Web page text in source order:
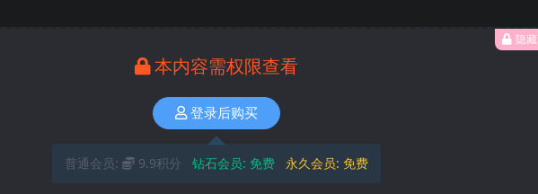
隐
本内容需权限查看
登录后购买
普通会员: 9.9积分 钻石会员: 免费 永久会员: 免费